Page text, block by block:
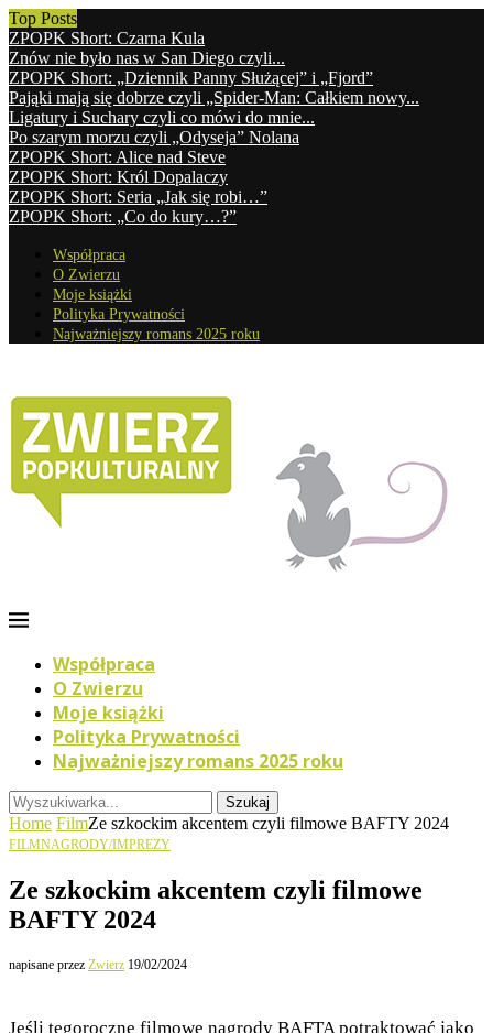
Top Posts
ZPOPK Short: Czarna Kula
Znów nie było nas w San Diego czyli...
ZPOPK Short: „Dziennik Panny Służącej” i „Fjord”
Pająki mają się dobrze czyli „Spider-Man: Całkiem nowy...
Ligatury i Suchary czyli co mówi do mnie...
Po szarym morzu czyli „Odyseja” Nolana
ZPOPK Short: Alice nad Steve
ZPOPK Short: Król Dopalaczy
ZPOPK Short: Seria „Jak się robi…”
ZPOPK Short: „Co do kury…?”
Współpraca
O Zwierzu
Moje książki
Polityka Prywatności
Najważniejszy romans 2025 roku
Współpraca
O Zwierzu
Moje książki
Polityka Prywatności
Najważniejszy romans 2025 roku
Szukaj
Home FilmZe szkockim akcentem czyli filmowe BAFTY 2024
FILMNAGRODY/IMPREZY
Ze szkockim akcentem czyli filmowe
BAFTY 2024
napisane przez Zwierz 19/02/2024
Jeśli tegoroczne filmowe nagrody BAFTA potraktować jako